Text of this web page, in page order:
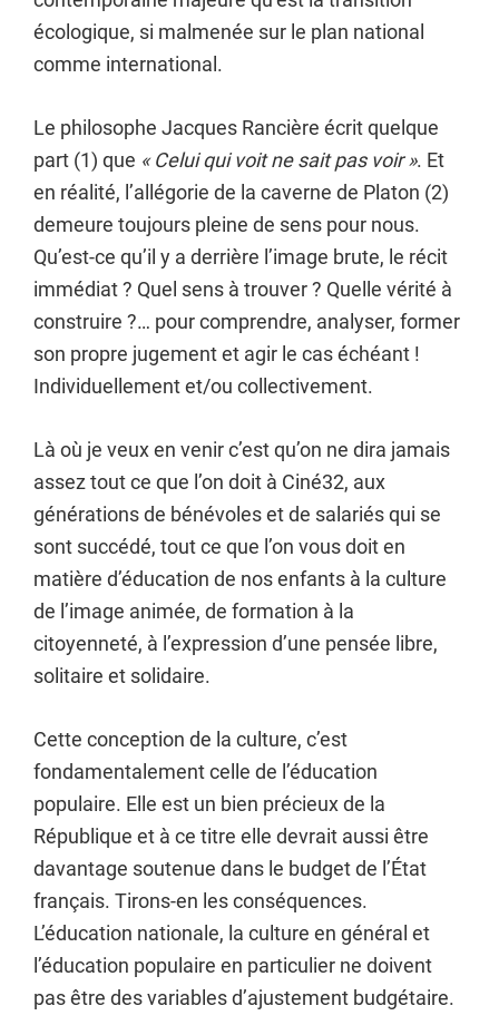
écologique, si malmenée sur le plan national
comme international.
Le philosophe Jacques Rancière écrit quelque
part (1) que « Celui qui voit ne sait pas voir ». Et
en réalité, l’allégorie de la caverne de Platon (2)
demeure toujours pleine de sens pour nous.
Qu’est-ce qu’il y a derrière l’image brute, le récit
immédiat ? Quel sens à trouver ? Quelle vérité à
construire ?… pour comprendre, analyser, former
son propre jugement et agir le cas échéant !
Individuellement et/ou collectivement.
Là où je veux en venir c’est qu’on ne dira jamais
assez tout ce que l’on doit à Ciné32, aux
générations de bénévoles et de salariés qui se
sont succédé, tout ce que l’on vous doit en
matière d’éducation de nos enfants à la culture
de l’image animée, de formation à la
citoyenneté, à l’expression d’une pensée libre,
solitaire et solidaire.
Cette conception de la culture, c’est
fondamentalement celle de l’éducation
populaire. Elle est un bien précieux de la
République et à ce titre elle devrait aussi être
davantage soutenue dans le budget de l’État
français. Tirons-en les conséquences.
L’éducation nationale, la culture en général et
l’éducation populaire en particulier ne doivent
pas être des variables d’ajustement budgétaire.